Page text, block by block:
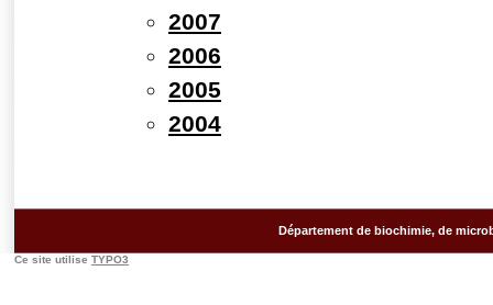
2007
2006
2005
2004
Département de biochimie, de
Ce site utilise TYPO3